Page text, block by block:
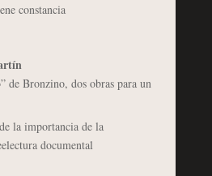
constancia
de Bronzino, dos obras para un
la importancia de la
documental